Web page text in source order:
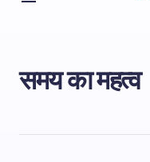
समय का महत्व